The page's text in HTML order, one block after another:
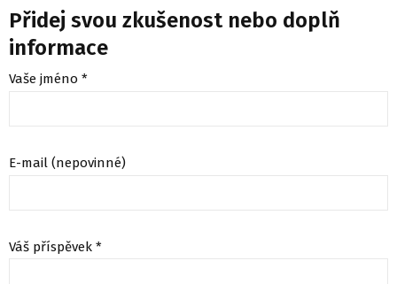
Přidej svou zkušenost nebo doplň
informace
Vaše jméno *
E-mail (nepovinné)
Váš příspěvek *